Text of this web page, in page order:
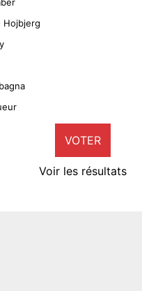
Hojbjerg
VOTER
Voir les résultats